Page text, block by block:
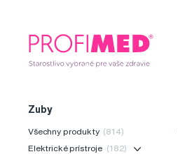
Zuby
Všechny produkty (814)
Elektrické prístroje (182)